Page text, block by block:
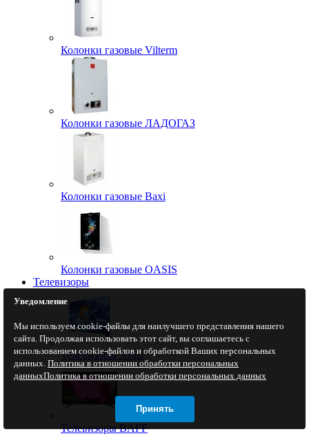
Колонки газовые Vilterm
Колонки газовые ЛАДОГАЗ
Колонки газовые Baxi
Колонки газовые OASIS
Телевизоры
Телевизоры Artus
Телевизоры BAFF
Уведомление
Мы используем cookie-файлы для наилучшего представления нашего
сайта. Продолжая использовать этот сайт, вы соглашаетесь с
использованием cookie-файлов и обработкой Ваших персональных
данных. Политика в отношении обработки персональных
данныхПолитика в отношении обработки персональных данных
Принять